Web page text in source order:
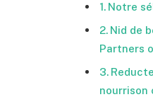
Notre
Nid de
Partners
nourrison